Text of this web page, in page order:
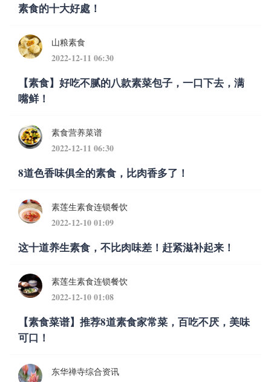
素食的十大好處！
山粮素食
2022-12-11 06:30
【素食】好吃不腻的八款素菜包子，一口下去，满
嘴鲜！
素食营养菜谱
2022-12-11 06:30
8道色香味俱全的素食，比肉香多了！
素莲生素食连锁餐饮
2022-12-10 01:09
这十道养生素食，不比肉味差！赶紧滋补起来！
素莲生素食连锁餐饮
2022-12-10 01:08
【素食菜谱】推荐8道素食家常菜，百吃不厌，美味
可口！
东华禅寺综合资讯